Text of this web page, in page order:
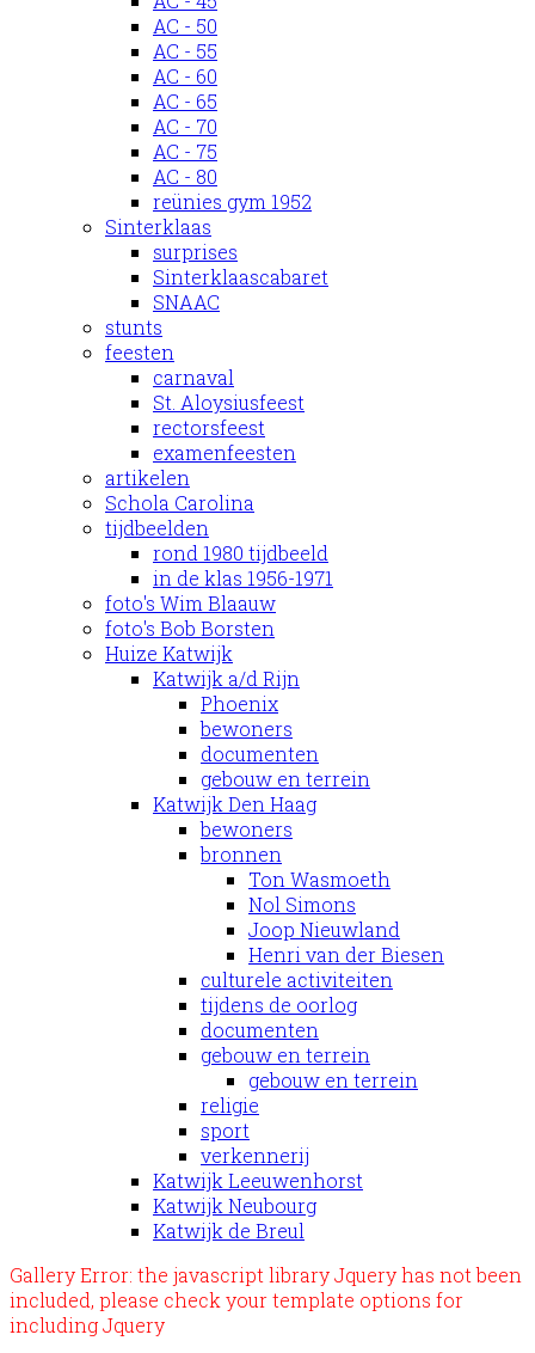
AC - 50
AC - 55
AC - 60
AC - 65
AC - 70
AC - 75
AC - 80
reünies gym 1952
Sinterklaas
surprises
Sinterklaascabaret
SNAAC
stunts
feesten
carnaval
St. Aloysiusfeest
rectorsfeest
examenfeesten
artikelen
Schola Carolina
tijdbeelden
rond 1980 tijdbeeld
in de klas 1956-1971
foto's Wim Blaauw
foto's Bob Borsten
Huize Katwijk
Katwijk a/d Rijn
Phoenix
bewoners
documenten
gebouw en terrein
Katwijk Den Haag
bewoners
bronnen
Ton Wasmoeth
Nol Simons
Joop Nieuwland
Henri van der Biesen
culturele activiteiten
tijdens de oorlog
documenten
gebouw en terrein
gebouw en terrein
religie
sport
verkennerij
Katwijk Leeuwenhorst
Katwijk Neubourg
Katwijk de Breul
Gallery Error: the javascript library Jquery has not been
included, please check your template options for
including Jquery